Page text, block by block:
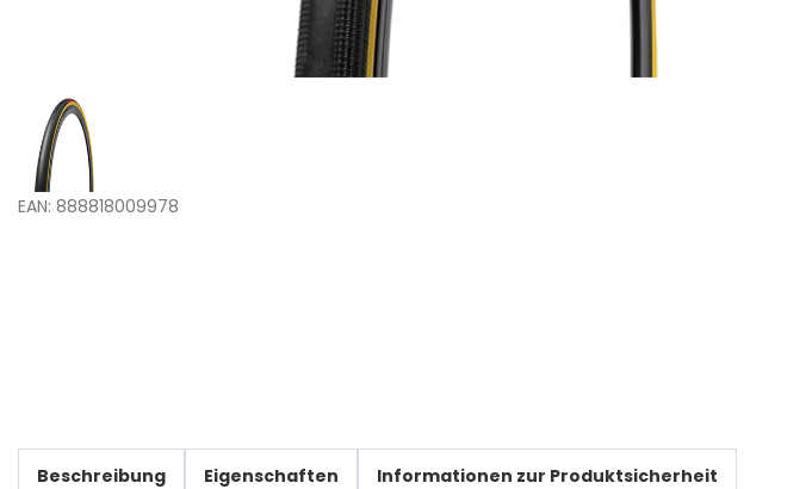
EAN: 888818009978
Beschreibung Eigenschaften Informationen zur Produktsicherheit